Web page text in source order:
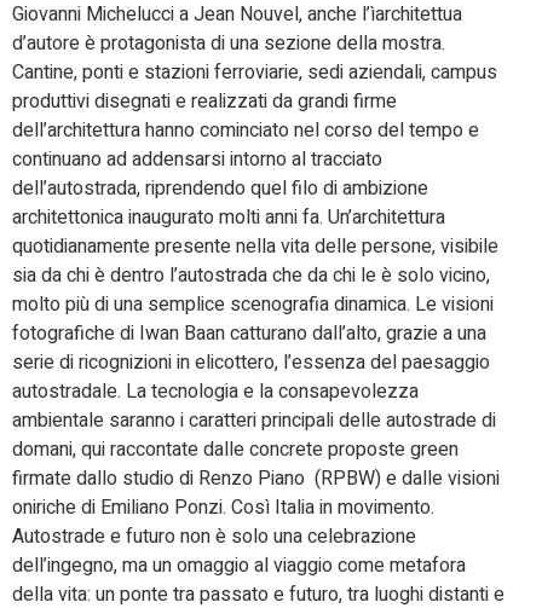
Giovanni Michelucci a Jean Nouvel, anche l’ìarchitettua
d’autore è protagonista di una sezione della mostra.
Cantine, ponti e stazioni ferroviarie, sedi aziendali, campus
produttivi disegnati e realizzati da grandi firme
dell’architettura hanno cominciato nel corso del tempo e
continuano ad addensarsi intorno al tracciato
dell’autostrada, riprendendo quel filo di ambizione
architettonica inaugurato molti anni fa. Un’architettura
quotidianamente presente nella vita delle persone, visibile
sia da chi è dentro l’autostrada che da chi le è solo vicino,
molto più di una semplice scenografia dinamica. Le visioni
fotografiche di Iwan Baan catturano dall’alto, grazie a una
serie di ricognizioni in elicottero, l’essenza del paesaggio
autostradale. La tecnologia e la consapevolezza
ambientale saranno i caratteri principali delle autostrade di
domani, qui raccontate dalle concrete proposte green
firmate dallo studio di Renzo Piano (RPBW) e dalle visioni
oniriche di Emiliano Ponzi. Così Italia in movimento.
Autostrade e futuro non è solo una celebrazione
dell’ingegno, ma un omaggio al viaggio come metafora
della vita: un ponte tra passato e futuro, tra luoghi distanti e